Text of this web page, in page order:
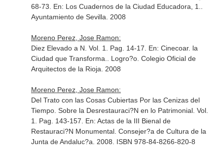
68-73. En: Los Cuadernos de la Ciudad Educadora, 1.
Ayuntamiento de Sevilla. 2008
Moreno Perez, Jose Ramon:
Diez Elevado a N. Vol. 1. Pag. 14-17. En: Cinecoar. la
Ciudad que Transforma.
. Logro?o. Colegio Oficial de
Arquitectos de la Rioja. 2008
Moreno Perez, Jose Ramon:
Del Trato con las Cosas Cubiertas Por las Cenizas del
Tiempo. Sobre la Desrestauraci?N en lo Patrimonial. Vol.
1. Pag. 143-157. En: Actas de la III Bienal de
Restauraci?N Monumental. Consejer?a de Cultura de la
Junta de Andaluc?a. 2008. ISBN 978-84-8266-820-8